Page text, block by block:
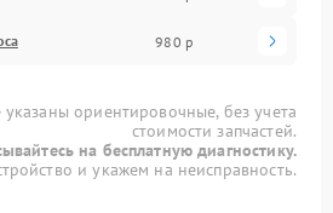
980 р
ориентировочные, без учета
стоимости запчастей.
на бесплатную диагностику.
и укажем на неисправность.